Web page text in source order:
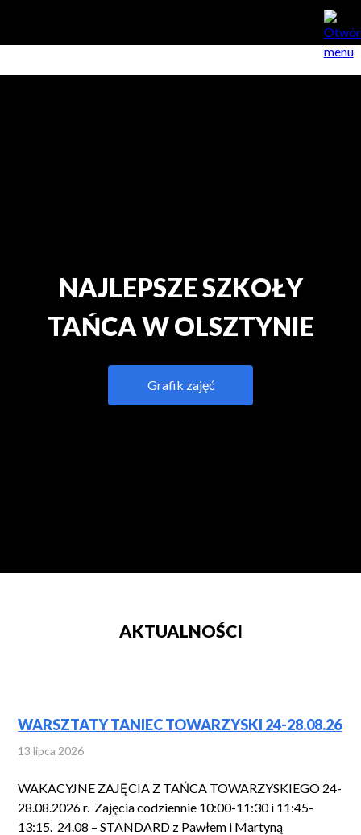
NAJLEPSZE SZKOŁY
TAŃCA W OLSZTYNIE
Grafik zajęć
AKTUALNOŚCI
WARSZTATY TANIEC TOWARZYSKI 24-28.08.26
13 lipca 2026
WAKACYJNE ZAJĘCIA Z TAŃCA TOWARZYSKIEGO 24-
28.08.2026 r. Zajęcia codziennie 10:00-11:30 i 11:45-
13:15. 24.08 – STANDARD z Pawłem i Martyną